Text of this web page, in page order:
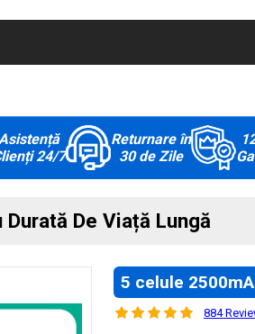
24/7
Returnare în
30 de Zile
De Viață Lungă
5 celule
884